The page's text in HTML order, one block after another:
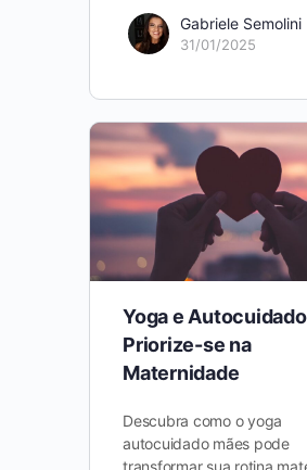
Gabriele Semolini
31/01/2025
Yoga e
Priorize-se na
Maternidade
Descubra como o yoga
autocuidado mães pode